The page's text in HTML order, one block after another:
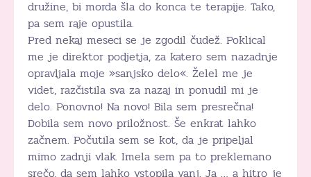
družine, bi morda šla do konca te terapije. Tako,
pa sem raje opustila.
Pred nekaj meseci se je zgodil čudež. Poklical
me je direktor podjetja, za katero sem nazadnje
opravljala moje »sanjsko delo«. Želel me je
videt, razčistila sva za nazaj in ponudil mi je
delo. Ponovno! Na novo! Bila sem presrečna!
Dobila sem novo priložnost. Še enkrat lahko
začnem. Počutila sem se kot, da je pripeljal
mimo zadnji vlak. Imela sem pa to preklemano
srečo, da sem lahko vstopila vanj. Ja … a hitro je